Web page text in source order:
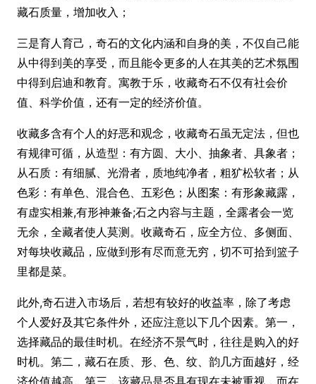
藏石质量，增加收入；
三是育人育己，奇石的文化内涵和自身的美，不仅自己能
从中得到美的享受，而且能令更多的人在其美的艺术氛围
中得到启迪和教育。寓教于乐，收藏奇石不仅有社会价
值、科学价值，还有一定的经济价值。
收藏多含有个人的好恶和观念，收藏奇石虽无定法，但也
有规律可循，从造型：有方圆、大小、抽象者、具象者；
从石质：有细腻、光滑者，质地纯净者，粗犷松软者；从
色彩：有单色、混合色、五彩色；从图案：有形象藏露，
有虚实相兼,有形神兼备;石之内容与主题，全露者会一览
无余，全藏者使人莫测。收藏奇石，应全方位、多侧面、
对每块收藏品，应做到形有尽而意无穷，切不可拾到篮子
里都是菜。
此外,奇石进入市场后，若想有较好的收益率，除了考虑
个人爱好及其它条件外，还应注意以下几个因素。第一，
选择藏品的最佳时机。在经济不景气时，往往是购入的好
时机。第二，藏石在质、形、色、纹、韵几方面越好，经
济价值越高。第三，该藏品是否具有现在未被重视，而在